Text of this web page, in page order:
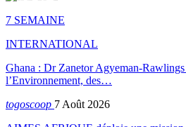
7 SEMAINE
INTERNATIONAL
Ghana : Dr Zanetor Agyeman-
l’Environnement, des…
togoscoop 7 Août 2026